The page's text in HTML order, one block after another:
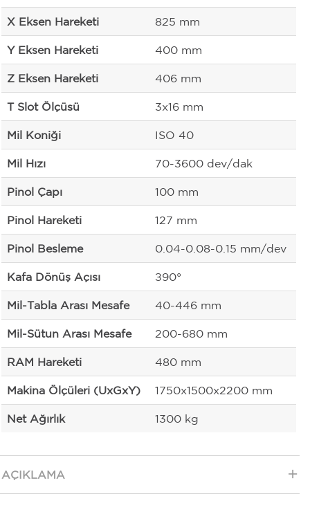
X Eksen Hareketi 825 mm
Y Eksen Hareketi 400 mm
Z Eksen Hareketi 406 mm
T Slot Ölçüsü 3x16 mm
Mil Koniği ISO 40
Mil Hızı 70-3600 dev/dak
Pinol Çapı 100 mm
Pinol Hareketi 127 mm
Pinol Besleme 0.04-0.08-0.15 mm/dev
Kafa Dönüş Açısı ±90°
Mil-Tabla Arası Mesafe 40-446 mm
Mil-Sütun Arası Mesafe 200-680 mm
RAM Hareketi 480 mm
Makina Ölçüleri (UxGxY) 1750x1500x2200 mm
Net Ağırlık 1300 kg
AÇIKLAMA